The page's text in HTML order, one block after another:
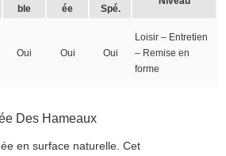
ble
ée
Spé.
Oui Oui Oui
Loisir – Entretien
– Remise en
forme
Des Hameaux
en surface naturelle. Cet